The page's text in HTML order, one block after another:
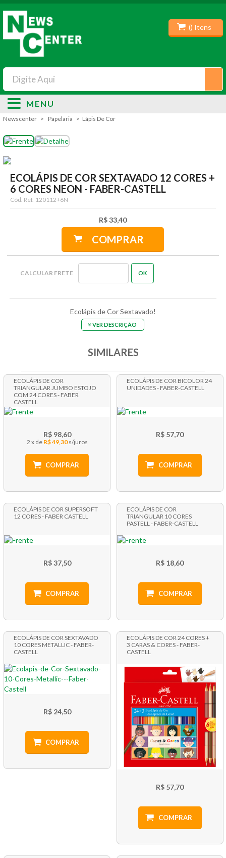
() Itens
MENU
Newscenter Papelaria Lápis De Cor
ECOLÁPIS DE COR SEXTAVADO 12 CORES +
6 CORES NEON - FABER-CASTELL
Cód. Ref. 120112+6N
R$ 33,40
COMPRAR
Ecolápis de Cor Sextavado!
VER DESCRIÇÃO
SIMILARES
ECOLÁPIS DE COR
TRIANGULAR JUMBO ESTOJO
COM 24 CORES - FABER
CASTELL
R$ 98,60
2 x R$ 49,30
COMPRAR
ECOLÁPIS DE COR BICOLOR 24
UNIDADES - FABER-CASTELL
R$ 57,70
COMPRAR
ECOLÁPIS DE COR SUPERSOFT
12 CORES - FABER CASTELL
R$ 37,50
COMPRAR
ECOLÁPIS DE COR
TRIANGULAR 10 CORES
PASTELL - FABER-CASTELL
R$ 18,60
COMPRAR
ECOLÁPIS DE COR SEXTAVADO
10 CORES METALLIC - FABER-
CASTELL
R$ 24,50
COMPRAR
ECOLÁPIS DE COR 24 CORES +
3 CARAS & CORES - FABER-
CASTELL
R$ 57,70
COMPRAR